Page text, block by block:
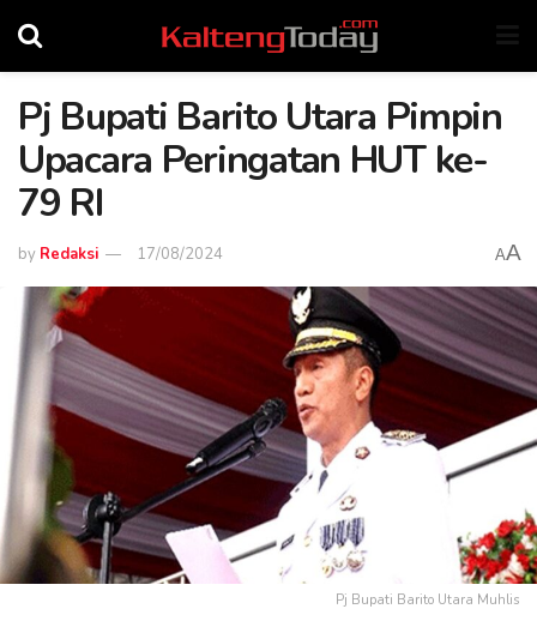
Pj Bupati Barito Utara Pimpin
Upacara Peringatan HUT ke-
79 RI
by Redaksi 17/08/2024 AA
Pj Bupati Barito Utara Muhlis